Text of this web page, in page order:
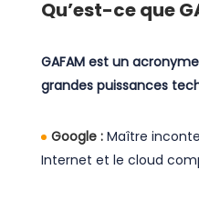
Qu’est-ce que
GAFAM est un
grandes puissances
Google : Maître
Internet et le cloud